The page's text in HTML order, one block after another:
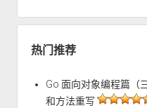
热门推荐
Go 面向对象编程篇（
和方法重写